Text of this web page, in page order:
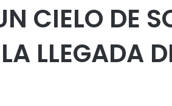
CIELO DE
LLEGADA